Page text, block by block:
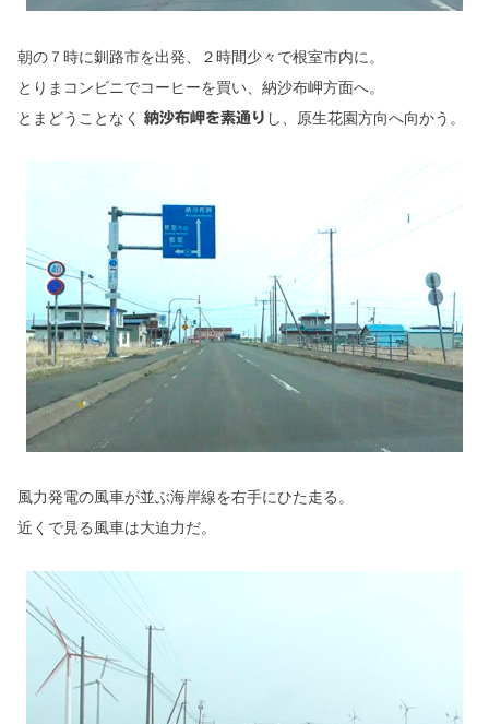
朝の７時に釧路市を出発、２時間少々で根室市内に。
とりまコンビニでコーヒーを買い、納沙布岬方面へ。
とまどうことなく納沙布岬を素通り し、原生花園方向へ向かう。
風力発電の風車が並ぶ海岸線を右手にひた走る。
近くで見る風車は大迫力だ。